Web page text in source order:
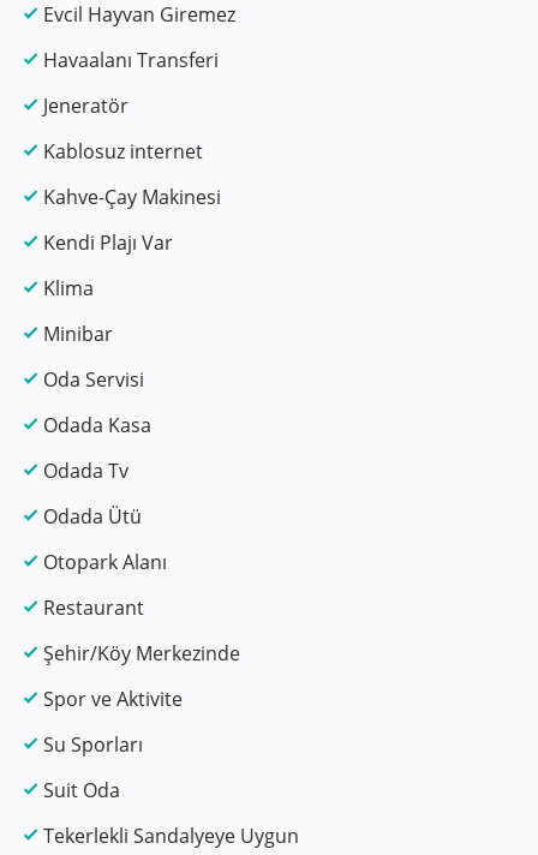
Evcil Hayvan Giremez
Havaalanı Transferi
Jeneratör
Kablosuz internet
Kahve-Çay Makinesi
Kendi Plajı Var
Klima
Minibar
Oda Servisi
Odada Kasa
Odada Tv
Odada Ütü
Otopark Alanı
Restaurant
Şehir/Köy Merkezinde
Spor ve Aktivite
Su Sporları
Suit Oda
Tekerlekli Sandalyeye Uygun